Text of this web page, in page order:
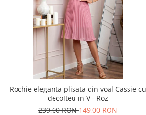
Rochie eleganta plisata din voal Cassie cu
decolteu in V - Roz
239,00 RON149,00 RON